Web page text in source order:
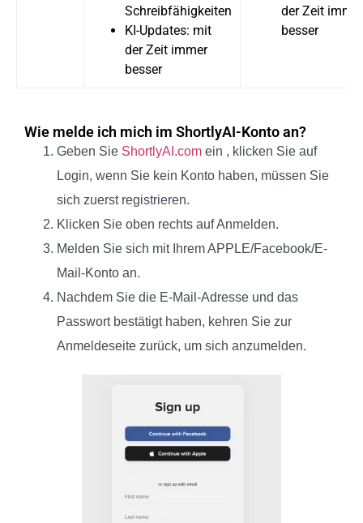
Schreibfähigkeiten
KI-Updates: mit
der Zeit immer
besser
der Zeit immer
besser
Wie melde ich mich im ShortlyAI-Konto an?
Geben Sie ShortlyAI.com ein , klicken Sie auf
Login, wenn Sie kein Konto haben, müssen Sie
sich zuerst registrieren.
Klicken Sie oben rechts auf Anmelden.
Melden Sie sich mit Ihrem APPLE/Facebook/E-
Mail-Konto an.
Nachdem Sie die E-Mail-Adresse und das
Passwort bestätigt haben, kehren Sie zur
Anmeldeseite zurück, um sich anzumelden.